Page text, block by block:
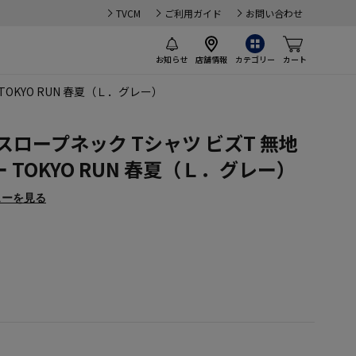
TVCM ご利用ガイド お問い合わせ
お知らせ 店舗情報 カテゴリー カート
RUN 春夏（Ｌ．グレー）
ロープネック Tシャツ ビズT 無地
RUN 春夏（Ｌ．グレー）
を見る